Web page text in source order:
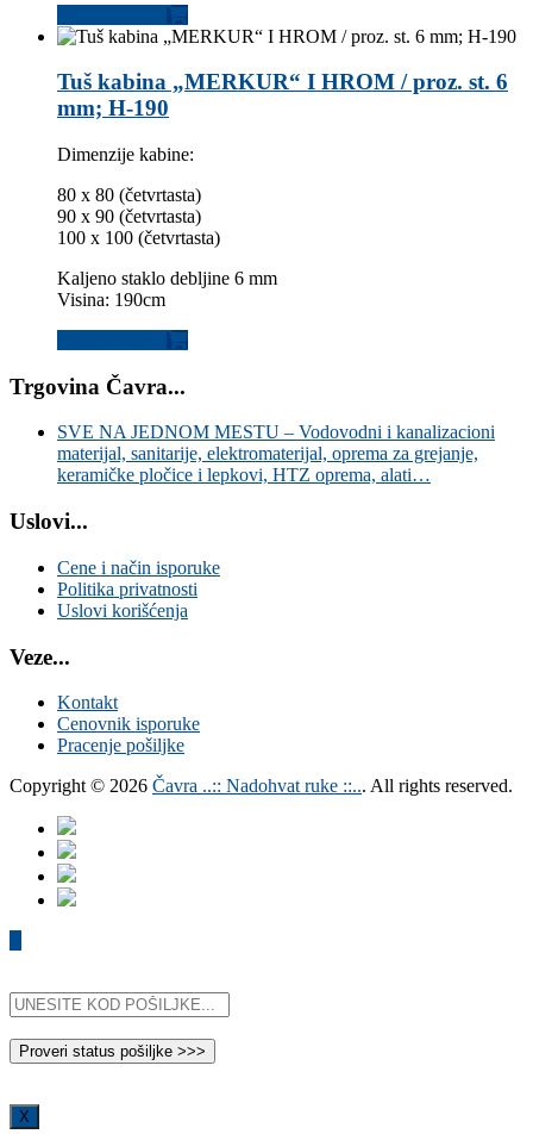
Tuš kabina „MERKUR“ I HROM / proz. st. 6
mm; H-190
Dimenzije kabine:
80 x 80 (četvrtasta)
90 x 90 (četvrtasta)
100 x 100 (četvrtasta)
Kaljeno staklo debljine 6 mm
Visina: 190cm
Trgovina Čavra...
SVE NA JEDNOM MESTU – Vodovodni i kanalizacioni
materijal, sanitarije, elektromaterijal, oprema za grejanje,
keramičke pločice i lepkovi, HTZ oprema, alati…
Uslovi...
Cene i način isporuke
Politika privatnosti
Uslovi korišćenja
Veze...
Kontakt
Cenovnik isporuke
Pracenje pošiljke
Copyright © 2026 Čavra ..:: Nadohvat ruke ::... All rights reserved.
X